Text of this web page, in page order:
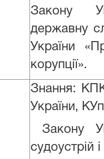
Закону
державну
України
корупції».
Знання:
України,
Закону
судоустрій